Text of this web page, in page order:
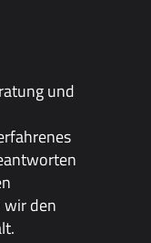
und
wir den